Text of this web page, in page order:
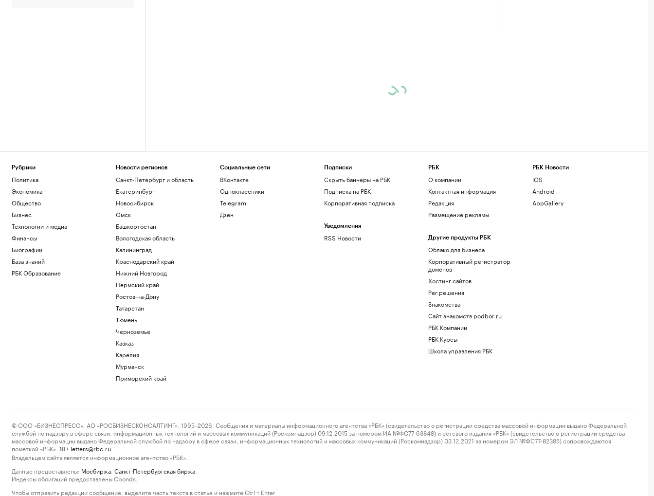
Рубрики
Политика
Экономика
Общество
Бизнес
Технологии и медиа
Финансы
Биографии
База знаний
РБК Образование
Новости регионов
Санкт-Петербург и область
Екатеринбург
Новосибирск
Омск
Башкортостан
Вологодская область
Калининград
Краснодарский край
Нижний Новгород
Пермский край
Ростов-на-Дону
Татарстан
Тюмень
Черноземье
Кавказ
Карелия
Мурманск
Приморский край
Социальные сети
ВКонтакте
Одноклассники
Telegram
Дзен
Подписки
Скрыть баннеры на РБК
Подписка на РБК
Корпоративная подписка
Уведомления
RSS Новости
РБК
О компании
Контактная информация
Редакция
Размещение рекламы
Другие продукты РБК
Облако для бизнеса
Корпоративный регистратор
доменов
Хостинг сайтов
Рег.решения
Знакомства
Сайт знакомств podbor.ru
РБК Компании
РБК Курсы
Школа управления РБК
РБК Новости
iOS
Android
AppGallery
© ООО «БИЗНЕСПРЕСС», АО «РОСБИЗНЕСКОНСАЛТИНГ», 1995–2026. Сообщения и материалы информационного агентства «РБК» (свидетельство о регистрации средства массовой информации выдано Федеральной
службой по надзору в сфере связи, информационных технологий и массовых коммуникаций (Роскомнадзор) 09.12.2015 за номером ИА №ФС77-63848) и сетевого издания «РБК» (свидетельство о регистрации средства
массовой информации выдано Федеральной службой по надзору в сфере связи, информационных технологий и массовых коммуникаций (Роскомнадзор) 03.12.2021 за номером ЭЛ №ФС77-82385) сопровождаются
пометкой «РБК».
18+ letters@rbc.ru
Владельцем сайта является информационное агентство «РБК».
Данные предоставлены: Мосбиржа Санкт-Петербургская биржа
Индексы облигаций предоставлены Cbonds.
Чтобы отправить редакции сообщение, выделите часть текста в статье и нажмите Ctrl + Enter